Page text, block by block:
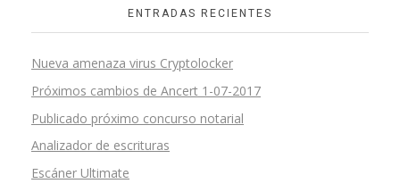
ENTRADAS RECIENTES
Nueva amenaza virus Cryptolocker
Próximos cambios de Ancert 1-07-2017
Publicado próximo concurso notarial
Analizador de escrituras
Escáner Ultimate